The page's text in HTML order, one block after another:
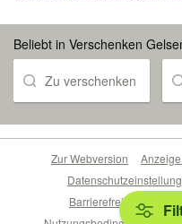
Beliebt in Verschenken
Zu verschenken
Zur Webversion